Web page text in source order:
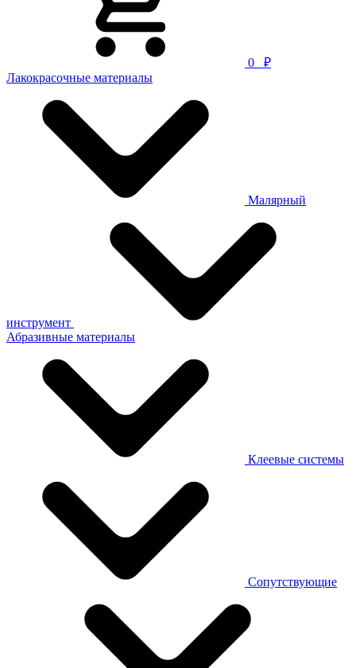
0
₽
Лакокрасочные материалы
Малярный
инструмент
Абразивные материалы
Клеевые системы
Сопутствующие